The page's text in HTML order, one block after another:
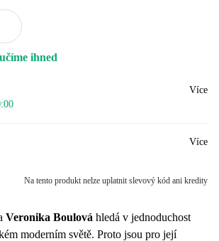
ihned
Více
Více
Na tento produkt nelze uplatnit slevový kód ani kredity
Veronika Boulová hledá v jednoduchost
moderním světě. Proto jsou pro její